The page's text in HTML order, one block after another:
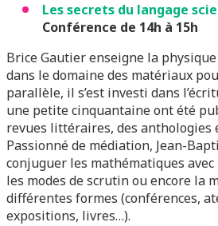
Les secrets du langage
Conférence de 14h à 15h
Brice Gautier enseigne la
dans le domaine des matériaux
parallèle, il s’est investi dans
une petite cinquantaine ont été
revues littéraires, des anthologies
Passionné de médiation, Jean-
conjuguer les mathématiques
les modes de scrutin ou encore la
différentes formes (conférences,
expositions, livres…).